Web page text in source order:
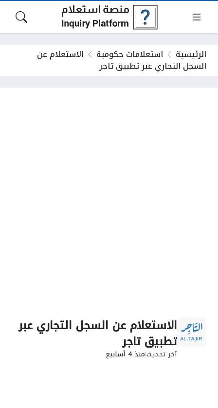
الرئيسية استعلامات حكومية الاستعلام عن
السجل التجاري عبر تطبيق تاجر
الاستعلام عن السجل التجاري عبر
تطبيق تاجر
آخر تحديثمنذ 4 أسابيع